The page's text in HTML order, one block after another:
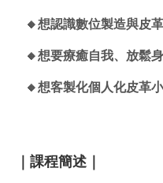
🔸想認識數位製造與皮
🔸想要療癒自我、放鬆
🔸想客製化個人化皮革
｜課程簡述｜